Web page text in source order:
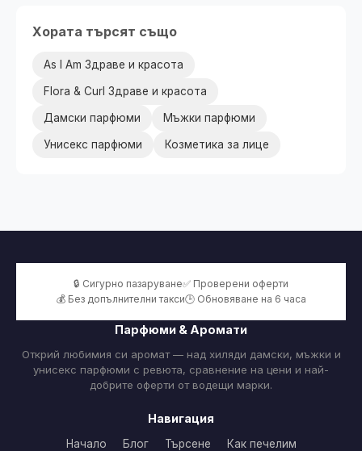
Хората търсят също
As I Am Здраве и красота
Flora & Curl Здраве и красота
Дамски парфюми Мъжки парфюми
Унисекс парфюми Козметика за лице
🔒 Сигурно пазаруване✅ Проверени оферти
💰 Без допълнителни такси🕒 Обновяване на 6 часа
Парфюми & Аромати
Открий любимия си аромат — над хиляди дамски, мъжки и
унисекс парфюми с ревюта, сравнение на цени и най-
добрите оферти от водещи марки.
Навигация
Начало Блог Търсене Как печелим